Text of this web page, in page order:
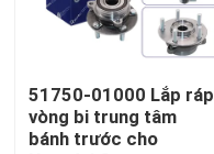
51750-01000 Lắp ráp
vòng bi trung tâm
bánh trước cho